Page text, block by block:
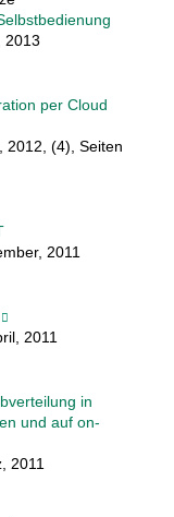
2013
per Cloud
2012, (4), Seiten
2011
2011
in
und auf on-
2011